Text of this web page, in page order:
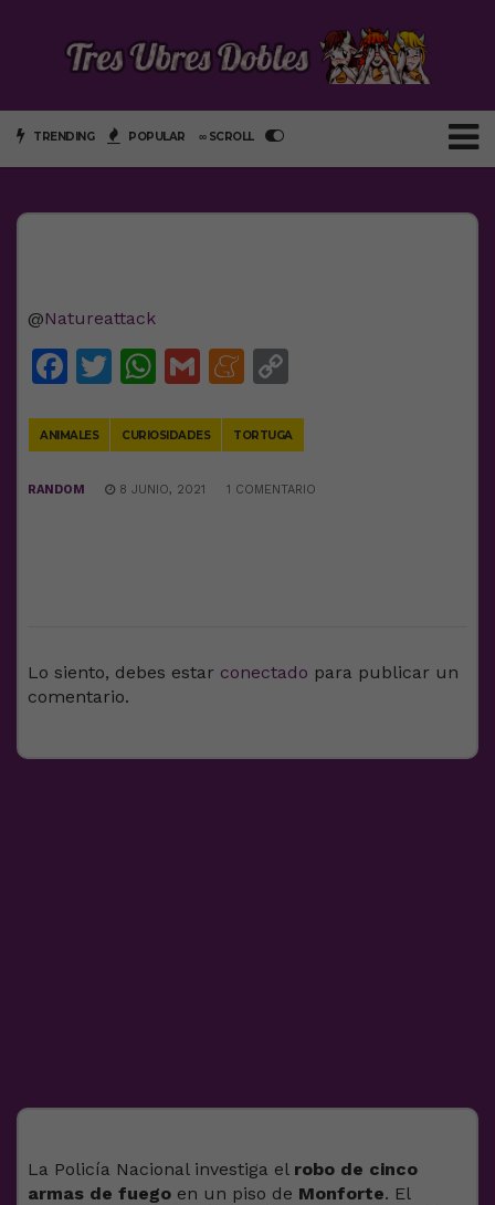
TRENDING POPULAR ∞ SCROLL
@Natureattack
Facebook
Twitter
WhatsApp
GmailMeneame
ANIMALES CURIOSIDADES TORTUGA
RANDOM 8 JUNIO, 2021 1 COMENTARIO
Lo siento, debes estar conectado para publicar un
comentario.
La Policía Nacional investiga el robo de cinco
armas de fuego en un piso de Monforte. El